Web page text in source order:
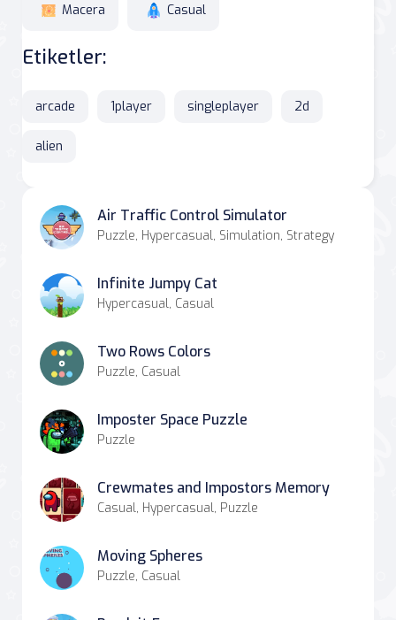
Macera Casual
Etiketler:
arcade 1player singleplayer 2d
alien
Air Traffic Control Simulator
Puzzle, Hypercasual, Simulation, Strategy
Infinite Jumpy Cat
Hypercasual, Casual
Two Rows Colors
Puzzle, Casual
Imposter Space Puzzle
Puzzle
Crewmates and Impostors Memory
Casual, Hypercasual, Puzzle
Moving Spheres
Puzzle, Casual